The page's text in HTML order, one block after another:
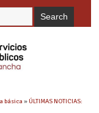
básica »ÚLTIMAS NOTICIAS: